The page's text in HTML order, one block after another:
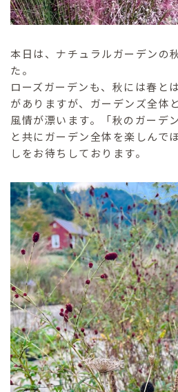
本日は、ナチュラルガーデンの
た。
ローズガーデンも、秋には春と
がありますが、ガーデンズ全体
風情が漂います。「秋のガーデ
と共にガーデン全体を楽しんで
しをお待ちしております。